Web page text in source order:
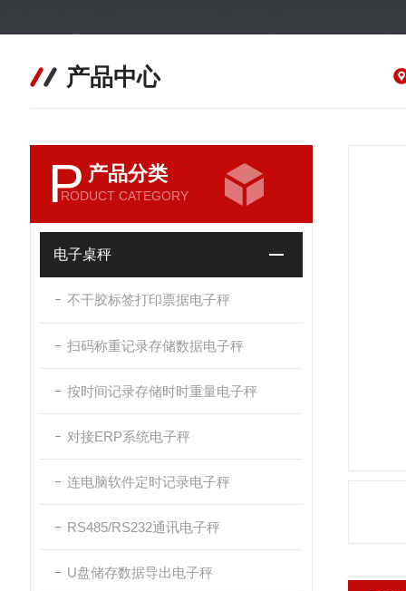
产品中心
P 产品分类
RODUCT CATEGORY
电子桌秤
不干胶标签打印票据电子秤
扫码称重记录存储数据电子秤
按时间记录存储时时重量电子秤
对接ERP系统电子秤
连电脑软件定时记录电子秤
RS485/RS232通讯电子秤
U盘储存数据导出电子秤